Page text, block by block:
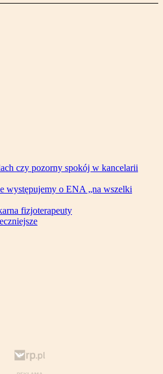
czy pozorny spokój w kancelarii
występujemy o ENA „na wszelki
fizjoterapeuty